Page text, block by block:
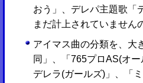
おう」、デレパ主題歌「
まだ計上されていません
アイマス曲の分類を、大
同」、「765プロAS(オ
デレラ(ガールズ)」、「